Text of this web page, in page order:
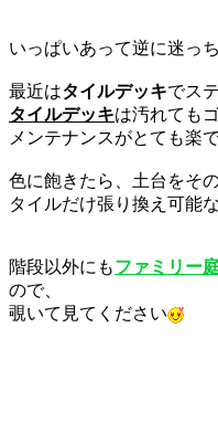
いっぱいあって逆に迷っ
最近はタイルデッキでス
タイルデッキは汚れても
メンテナンスがとても楽
色に飽きたら、土台をそ
タイルだけ張り換え可能
階段以外にもファミリー
ので、
覗いて見てください